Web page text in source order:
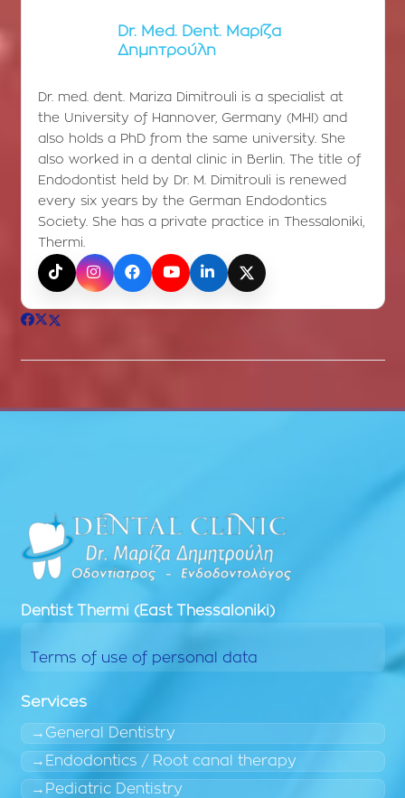
Dr. Med. Dent. Μαρίζα
Δημητρούλη
Dr. med. dent. Mariza Dimitrouli is a specialist at
the University of Hannover, Germany (MHI) and
also holds a PhD from the same university. She
also worked in a dental clinic in Berlin. The title of
Endodontist held by Dr. M. Dimitrouli is renewed
every six years by the German Endodontics
Society. She has a private practice in Thessaloniki,
Thermi.
TikTokInstagramFacebookYouTubeLinkedInX (Twitter)
Dentist Thermi (East Thessaloniki)
Terms of use of personal data
Services
General Dentistry
Endodontics / Root canal therapy
Pediatric Dentistry